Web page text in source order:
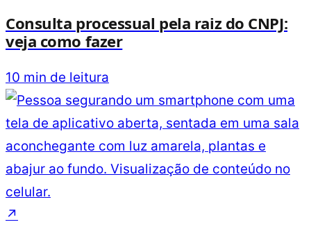
Consulta processual pela raiz do CNPJ:
veja como fazer
10 min de leitura
↗